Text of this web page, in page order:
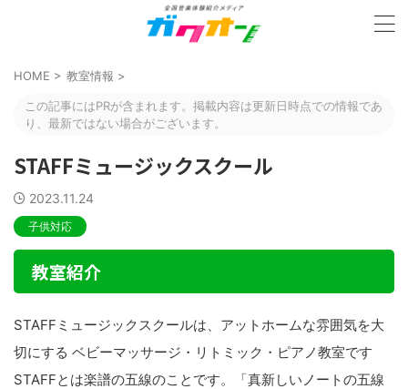
HOME > 教室情報 >
この記事にはPRが含まれます。掲載内容は更新日時点での情報であ
り、最新ではない場合がございます。
STAFFミュージックスクール
2023.11.24
子供対応
教室紹介
STAFFミュージックスクールは、アットホームな雰囲気を大
切にする ベビーマッサージ・リトミック・ピアノ教室です
STAFFとは楽譜の五線のことです。「真新しいノートの五線